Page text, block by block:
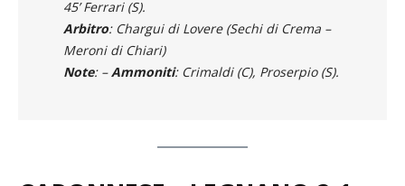
Arbitro: Chargui di Lovere (Sechi di Crema –
Meroni di Chiari)
Note: – Ammoniti